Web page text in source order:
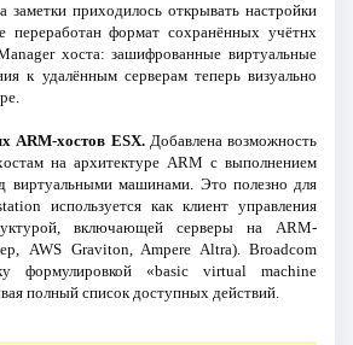
заметки приходилось открывать настройки
переработан формат сохранённых учётнх
хоста: зашифрованные виртуальные
к удалённым серверам теперь визуально
ARM-хостов ESX.Добавлена возможность
на архитектуре ARM с выполнением
виртуальными машинами. Это полезно для
используется как клиент управления
включающей серверы на ARM-
AWS Graviton, Ampere Altra). Broadcom
формулировкой «basic virtual machine
полный список доступных действий.